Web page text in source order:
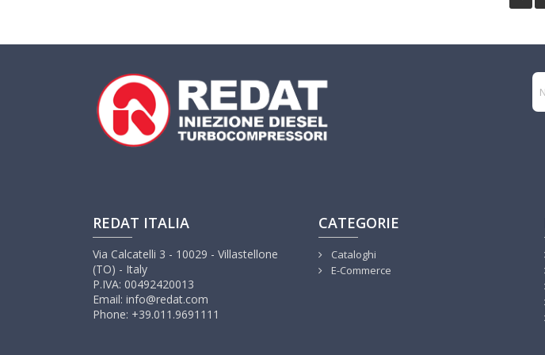
REDAT ITALIA
Via Calcatelli 3 - 10029 - Villastellone
(TO) - Italy
P.IVA: 00492420013
Email: info@redat.com
Phone: +39.011.9691111
CATEGORIE
Cataloghi
E-Commerce